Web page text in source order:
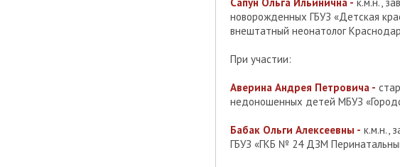
новорожденных ГБУЗ «Детская
внештатный неонатолог
При участии:
Аверина Андрея Петровича -
недоношенных детей МБУЗ
Бабак Ольги Алексеевны - к.м.н.,
ГБУЗ «ГКБ № 24 ДЗМ